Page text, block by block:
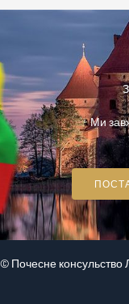
Ми
© Почесне консульство